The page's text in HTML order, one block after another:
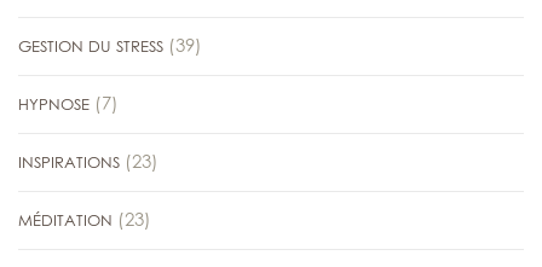
GESTION DU STRESS (39)
HYPNOSE (7)
INSPIRATIONS (23)
MÉDITATION (23)